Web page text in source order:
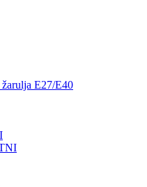
E27/E40